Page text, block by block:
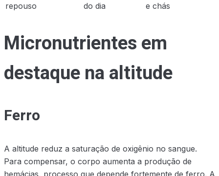
repouso
do dia
e chás
Micronutrientes em
destaque na altitude
Ferro
A altitude reduz a saturação de oxigênio no sangue.
Para compensar, o corpo aumenta a produção de
hemácias, processo que depende fortemente de ferro. A